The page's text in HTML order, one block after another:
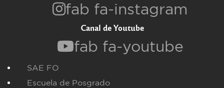
fab fa-instagram
Canal de Youtube
fab fa-youtube
SAE FO
Escuela de Posgrado